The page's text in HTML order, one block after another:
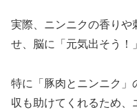
実際、ニンニクの香りや
せ、脳に「元気出そう！
特に「豚肉とニンニク」
収も助けてくれるため、